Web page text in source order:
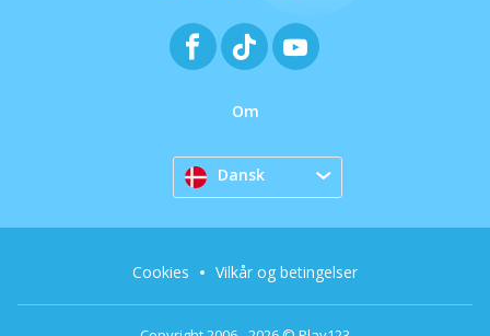
Om
Dansk
Cookies Vilkår og betingelser